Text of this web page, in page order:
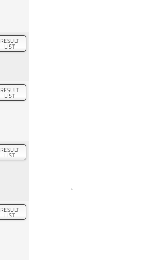
RESULT
LIST
RESULT
LIST
RESULT
LIST
RESULT
LIST